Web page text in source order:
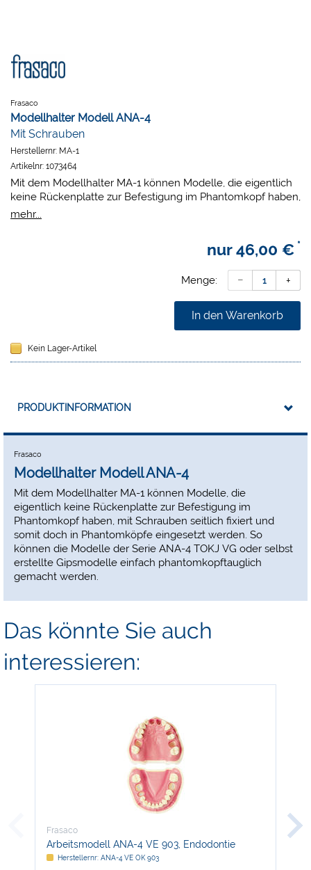
Frasaco
Modellhalter Modell ANA-4
Mit Schrauben
Herstellernr: MA-1
Artikelnr: 1073464
Mit dem Modellhalter MA-1 können Modelle, die eigentlich
keine Rückenplatte zur Befestigung im Phantomkopf haben,
mit Schrauben seitlich fixiert und somit doch in
einfach phantomkopftauglich gemacht werden.
mehr...
nur46,00 € *
Menge:
In den Warenkorb
Kein Lager-Artikel
PRODUKTINFORMATION
Frasaco
Modellhalter Modell ANA-4
Mit dem Modellhalter MA-1 können Modelle, die
eigentlich keine Rückenplatte zur Befestigung im
Phantomkopf haben, mit Schrauben seitlich fixiert und
somit doch in Phantomköpfe eingesetzt werden. So
können die Modelle der Serie ANA-4 TOKJ VG oder selbst
erstellte Gipsmodelle einfach phantomkopftauglich
gemacht werden.
Das könnte Sie auch
interessieren:
Frasaco
Arbeitsmodell ANA-4 VE 903, Endodontie
Herstellernr: ANA-4 VE OK 903